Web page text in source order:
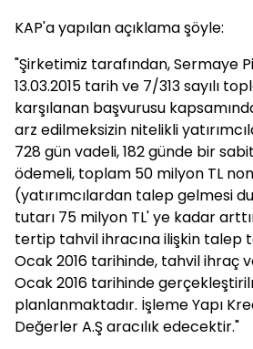
KAP'a yapılan açıklama şöyle:
"Şirketimiz tarafından, Sermaye
13.03.2015 tarih ve 7/313 sayılı
karşılanan başvurusu
arz edilmeksizin nitelikli
728 gün vadeli, 182 günde bir
ödemeli, toplam 50 milyon TL
(yatırımcılardan talep gelmesi
tutarı 75 milyon TL' ye kadar
tertip tahvil ihracına ilişkin talep
Ocak 2016 tarihinde, tahvil ihraç
Ocak 2016 tarihinde
planlanmaktadır. İşleme Yapı
Değerler A.Ş aracılık edecektir."